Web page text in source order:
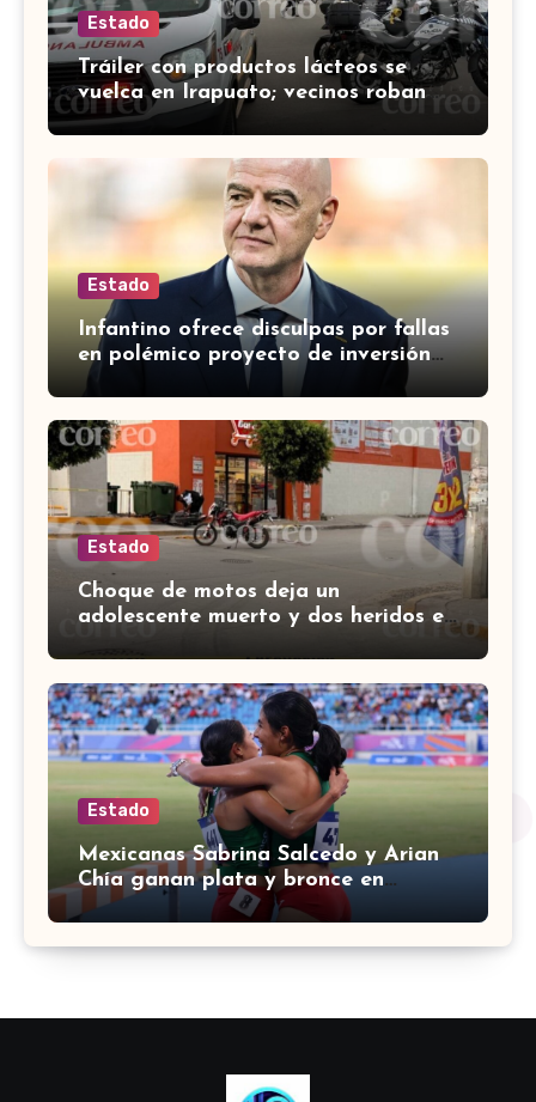
Estado
Tráiler con productos lácteos se
vuelca en Irapuato; vecinos roban
carga en lugar de auxiliar a heridos
Estado
Infantino ofrece disculpas por fallas
en polémico proyecto de inversión
privada de la FIFA
Estado
Choque de motos deja un
adolescente muerto y dos heridos en
colina Los Presidentes, en León
Estado
Mexicanas Sabrina Salcedo y Arian
Chía ganan plata y bronce en
3000m con obstáculos en
Centroamericanos 2026